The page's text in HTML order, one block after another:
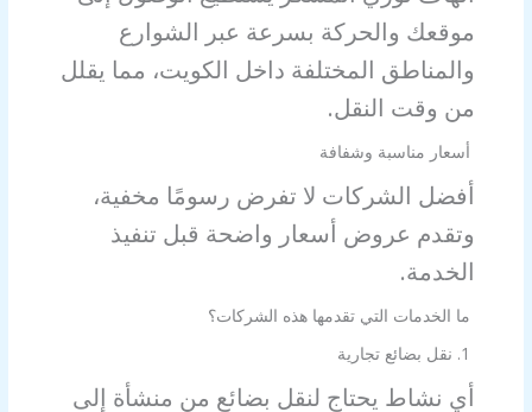
موقعك والحركة بسرعة عبر الشوارع
والمناطق المختلفة داخل الكويت، مما يقلل
من وقت النقل.
أسعار مناسبة وشفافة
أفضل الشركات لا تفرض رسومًا مخفية،
وتقدم عروض أسعار واضحة قبل تنفيذ
الخدمة.
ما الخدمات التي تقدمها هذه الشركات؟
أي نشاط يحتاج لنقل بضائع من منشأة إلى